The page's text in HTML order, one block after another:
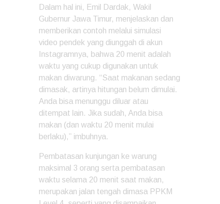
Dalam hal ini, Emil Dardak, Wakil
Gubernur Jawa Timur, menjelaskan dan
memberikan contoh melalui simulasi
video pendek yang diunggah di akun
Instagramnya, bahwa 20 menit adalah
waktu yang cukup digunakan untuk
makan diwarung. “Saat makanan sedang
dimasak, artinya hitungan belum dimulai.
Anda bisa menunggu diluar atau
ditempat lain. Jika sudah, Anda bisa
makan (dan waktu 20 menit mulai
berlaku),” imbuhnya.
Pembatasan kunjungan ke warung
maksimal 3 orang serta pembatasan
waktu selama 20 menit saat makan,
merupakan jalan tengah dimasa PPKM